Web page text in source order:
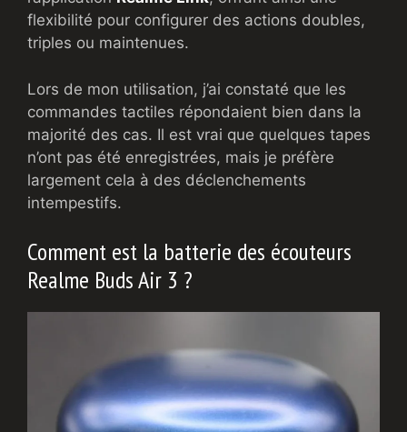
flexibilité pour configurer des actions doubles,
triples ou maintenues.
Lors de mon utilisation, j’ai constaté que les
commandes tactiles répondaient bien dans la
majorité des cas. Il est vrai que quelques tapes
n’ont pas été enregistrées, mais je préfère
largement cela à des déclenchements
intempestifs.
Comment est la batterie des écouteurs
Realme Buds Air 3 ?